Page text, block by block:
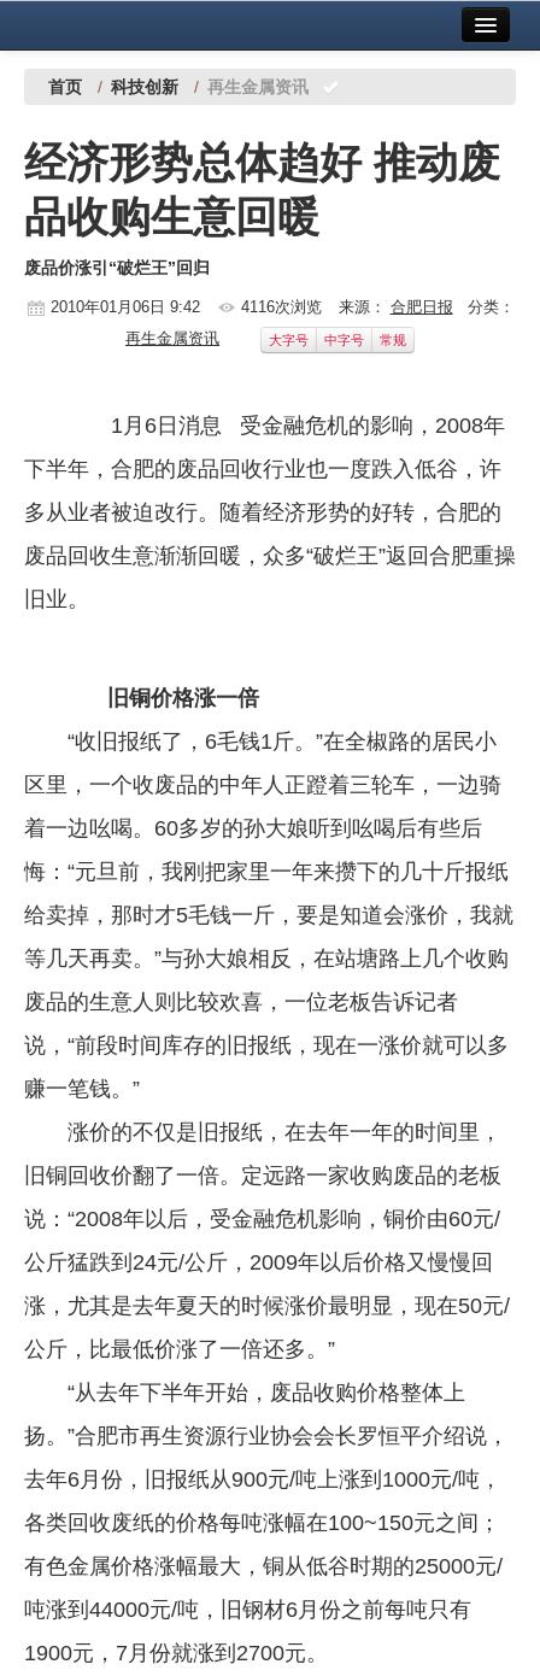
中国有色金属报社主办 广告服务
铜镍铅锌
铝
稀有稀土
有色市场
地矿 建设
党建工作
企业文化
首页 / 科技创新 / 再生金属资讯
经济形势总体趋好 推动废
品收购生意回暖
废品价涨引“破烂王”回归
2010年01月06日 9:42 4116次浏览 来源： 合肥日报 分类：
再生金属资讯
大字号 中字号 常规
1月6日消息 受金融危机的影响，2008年
下半年，合肥的废品回收行业也一度跌入低谷，许
多从业者被迫改行。随着经济形势的好转，合肥的
废品回收生意渐渐回暖，众多“破烂王”返回合肥重操
旧业。
旧铜价格涨一倍
“收旧报纸了，6毛钱1斤。”在全椒路的居民小
区里，一个收废品的中年人正蹬着三轮车，一边骑
着一边吆喝。60多岁的孙大娘听到吆喝后有些后
悔：“元旦前，我刚把家里一年来攒下的几十斤报纸
给卖掉，那时才5毛钱一斤，要是知道会涨价，我就
等几天再卖。”与孙大娘相反，在站塘路上几个收购
废品的生意人则比较欢喜，一位老板告诉记者
说，“前段时间库存的旧报纸，现在一涨价就可以多
赚一笔钱。”
涨价的不仅是旧报纸，在去年一年的时间里，
旧铜回收价翻了一倍。定远路一家收购废品的老板
说：“2008年以后，受金融危机影响，铜价由60元/
公斤猛跌到24元/公斤，2009年以后价格又慢慢回
涨，尤其是去年夏天的时候涨价最明显，现在50元/
公斤，比最低价涨了一倍还多。”
“从去年下半年开始，废品收购价格整体上
扬。”合肥市再生资源行业协会会长罗恒平介绍说，
去年6月份，旧报纸从900元/吨上涨到1000元/吨，
各类回收废纸的价格每吨涨幅在100~150元之间；
有色金属价格涨幅最大，铜从低谷时期的25000元/
吨涨到44000元/吨，旧钢材6月份之前每吨只有
1900元，7月份就涨到2700元。